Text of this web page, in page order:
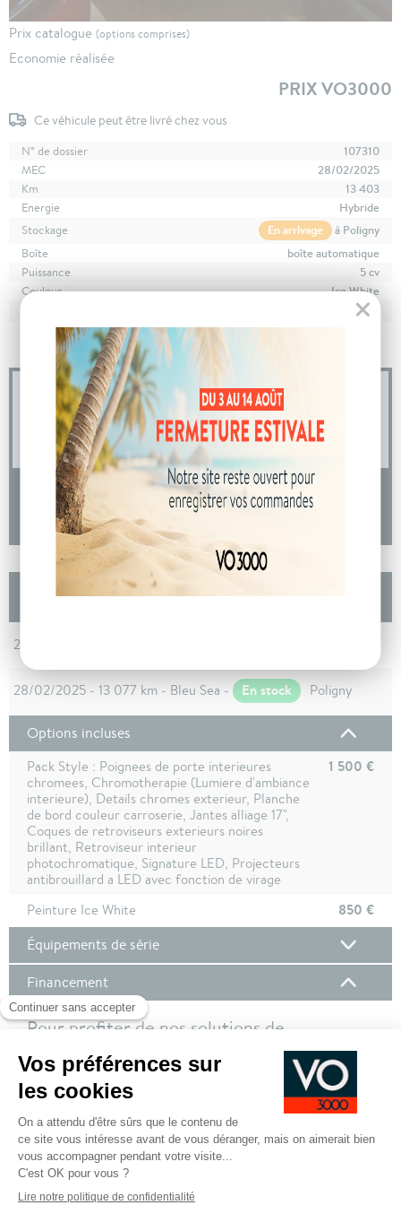
Prix catalogue (options comprises)
Economie réalisée
PRIX VO3000
Ce véhicule peut être livré chez vous
N° de dossier
107310
MEC
28/02/2025
Km
13 403
Energie
Hybride
Stockage
En arrivage
à Poligny
Boîte
boîte automatique
Puissance
5 cv
Couleur
Ice White
109 g/km
04 73 14 64 14
(Prix d'un appel local)
DEMANDE D'INFORMATIONS
Les autres Fiat 600 Nouvelle 1.2 Hybrid 100ch
28/02/2025 - 12 099 km - Bleu Sea -
28/02/2025 - 13 077 km - Bleu Sea - En stock Poligny
Options incluses
Pack Style : Poignees de porte interieures
chromees, Chromotherapie (Lumiere d'ambiance
interieure), Details chromes exterieur, Planche
de bord couleur carroserie, Jantes alliage 17",
Coques de retroviseurs exterieurs noires
brillant, Retroviseur interieur
photochromatique, Signature LED, Projecteurs
antibrouillard a LED avec fonction de virage
1 500 €
Peinture Ice White
850 €
Équipements de série
Financement
Pour profiter de nos solutions de
financement, nous vous invitons à vous
connecter à votre compte client !
Pour plus de de détails sur nos offres de financement,
cliquez ici